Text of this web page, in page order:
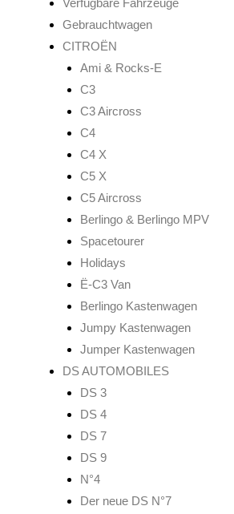
Gebrauchtwagen
CITROËN
Ami & Rocks-E
C3
C3 Aircross
C4
C4 X
C5 X
C5 Aircross
Berlingo & Berlingo MPV
Spacetourer
Holidays
Ë-C3 Van
Berlingo Kastenwagen
Jumpy Kastenwagen
Jumper Kastenwagen
DS AUTOMOBILES
DS 3
DS 4
DS 7
DS 9
N°4
Der neue DS N°7